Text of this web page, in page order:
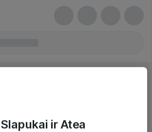
Slapukai ir Atea